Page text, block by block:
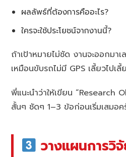
ผลลัพธ์ที่ต้องการคืออะไร?
ใครจะใช้ประโยชน์จากงานนี้?
ถ้าเป้าหมายไม่ชัด งานจะออกมาเ
เหมือนขับรถไม่มี GPS เลี้ยวไปเ
พี่แนะนำว่าให้เขียน “Research
สั้นๆ ชัดๆ 1–3 ข้อก่อนเริ่มเสมอค
วางแผนการวิ